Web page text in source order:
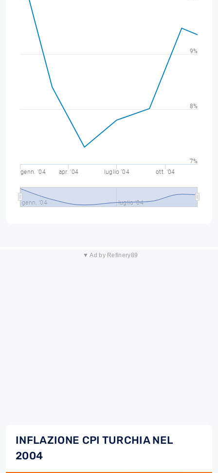
genn. '04 apr. '04 luglio '04 ott. '04
genn. '04 luglio '04
7%
8%
9%
▼ Ad by Refinery89
INFLAZIONE CPI TURCHIA NEL
2004